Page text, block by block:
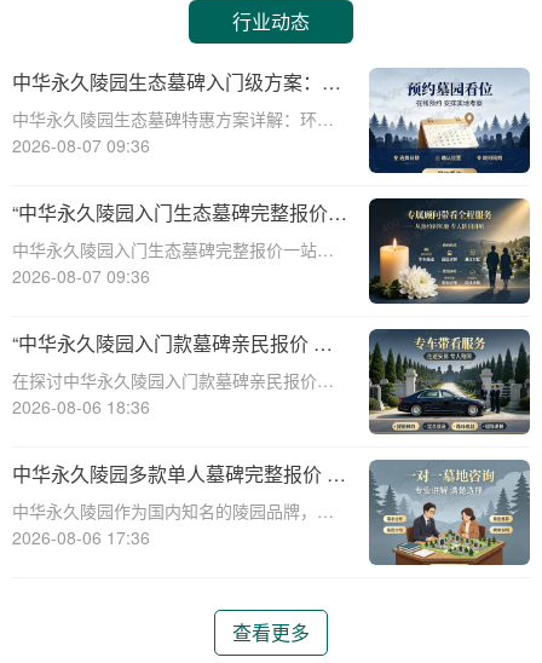
行业动态
中华永久陵园生态墓碑入门级方案：完
整报价与一站式服务打包特惠解析
中华永久陵园生态墓碑特惠方案详解：环
保、经济、个性化选择☎ 中华永久陵园电
提升，选择一个环保且经济的陵园及墓碑成
为许多家庭的考虑。中华永久陵园，作
2026-08-07 09:36
“中华永久陵园入门生态墓碑完整报价
一站式服务打包特惠详解”
中华永久陵园入门生态墓碑完整报价一站式
服务打包特惠详解☎ 中华永久陵园电话:400-
之一，一直致力于提供高品质、个性化的墓
碑服务。生态墓碑作为一种环保、
2026-08-07 09:36
“中华永久陵园入门款墓碑亲民报价 一
次性付清享折上折：超值优惠与便捷选
择的完美结合”
在探讨中华永久陵园入门款墓碑亲民报价这
一主题时，我们首先需要理解墓碑选择的重
对逝者的纪念，也是对生者情感的寄托。因
此，选择一款既符合预算又具有纪念意义的
墓碑显得尤
2026-08-06 18:36
中华永久陵园多款单人墓碑完整报价 淡
季下单直降数千元详解
中华永久陵园作为国内知名的陵园品牌，提
供多种单人墓碑选择，满足不同客户的需
元的优惠政策，帮助消费者做出明智的选
2026-08-06 17:36
查看更多